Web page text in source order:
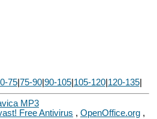
75| 75-90| 90-105| 105-120| 120-135|
MP3
Free Antivirus , OpenOffice.org ,